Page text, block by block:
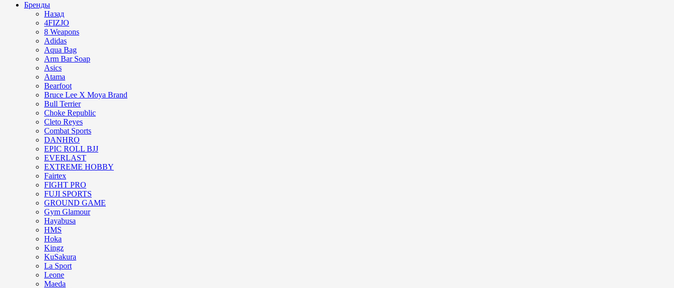
Бренды
Назад
4FIZJO
8 Weapons
Adidas
Aqua Bag
Arm Bar Soap
Asics
Atama
Bearfoot
Bruce Lee X Moya Brand
Bull Terrier
Choke Republic
Cleto Reyes
Combat Sports
DANHRO
EPIC ROLL BJJ
EVERLAST
EXTREME HOBBY
Fairtex
FIGHT PRO
FUJI SPORTS
GROUND GAME
Gym Glamour
Hayabusa
HMS
Hoka
Kingz
KuSakura
La Sport
Leone
Maeda